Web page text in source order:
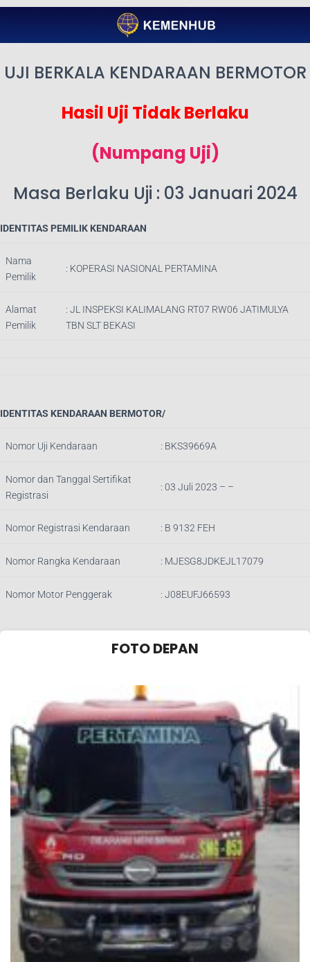
UJI BERKALA KENDARAAN BERMOTOR
Hasil Uji Tidak Berlaku
(Numpang Uji)
Masa Berlaku Uji : 03 Januari 2024
IDENTITAS PEMILIK KENDARAAN
Nama
Pemilik
: KOPERASI NASIONAL PERTAMINA
Alamat
Pemilik
: JL INSPEKSI KALIMALANG RT07 RW06 JATIMULYA
TBN SLT BEKASI
IDENTITAS KENDARAAN BERMOTOR/
Nomor Uji Kendaraan : BKS39669A
Nomor dan Tanggal Sertifikat
Registrasi
: 03 Juli 2023 – –
Nomor Registrasi Kendaraan : B 9132 FEH
Nomor Rangka Kendaraan : MJESG8JDKEJL17079
Nomor Motor Penggerak : J08EUFJ66593
FOTO DEPAN